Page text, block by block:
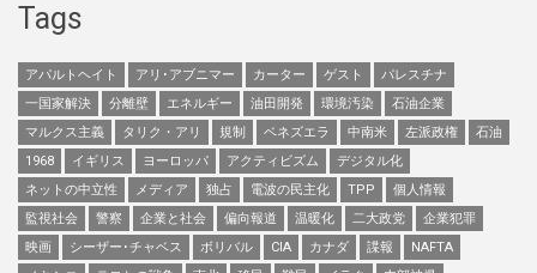
Tags
アパルトヘイト アリ･アブニマー カーター ゲスト
パレスチナ
一国家解決
分離壁 エネルギー 油田開発 環境汚染
石油企業
マルクス主義
タリク・アリ 規制 ベネズエラ 中南米 左派政権
石油
1968
イギリス ヨーロッパ アクティビズム
デジタル化
ネットの中立性
メディア 独占 電波の民主化 TPP
個人情報
監視社会
警察 企業と社会 偏向報道 温暖化 二大政党
企業犯罪
映画
シーザー･チャベス ボリバル CIA カナダ 諜報
NAFTA